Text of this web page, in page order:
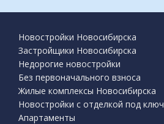
Новостройки Новосибирска
Застройщики Новосибирска
Недорогие новостройки
Без первоначального взноса
Жилые комплексы Новосибирска
Новостройки с отделкой под ключ
Апартаменты